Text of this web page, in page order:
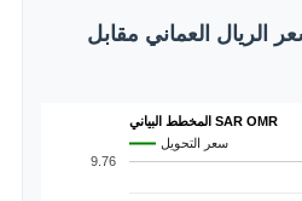
الريال العماني مقابل
المخطط البياني SAR OMR
سعر التحويل
9.76